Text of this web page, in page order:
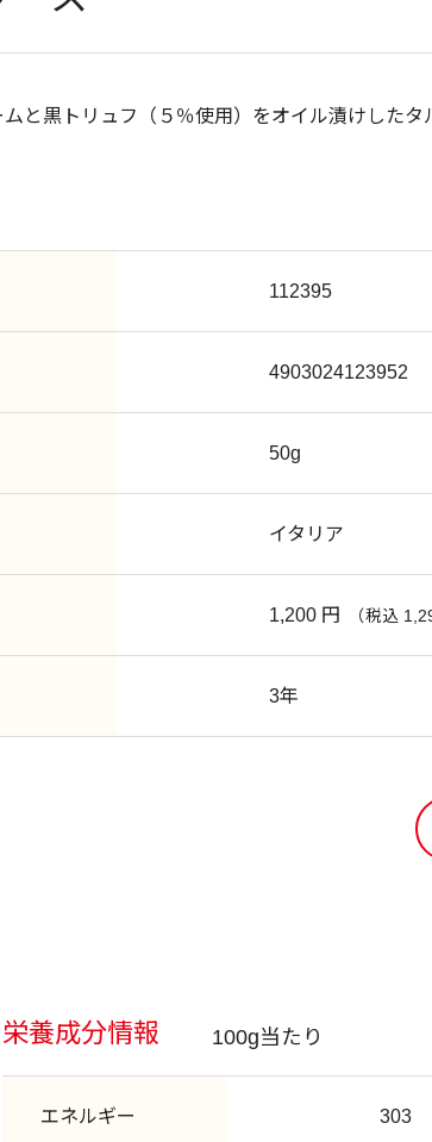
と黒トリュフ（５％使用）をオイル漬けしたタ
112395
4903024123952
50g
イタリア
1,200 円 （税込
3年
栄養成分情報 100g当たり
エネルギー 303